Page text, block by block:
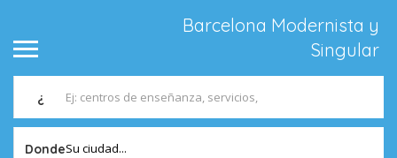
Barcelona Modernista y
Singular
¿
DondeSu ciudad...